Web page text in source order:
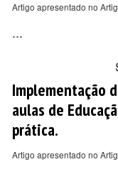
Artigo apresentado no
...
Implementação
aulas de
prática.
Artigo apresentado no